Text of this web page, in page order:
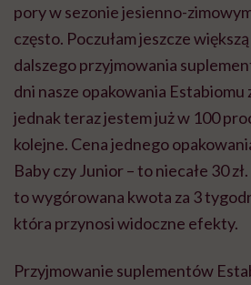
pory w sezonie jesienno-
często. Poczułam jeszcze
dalszego przyjmowania
dni nasze opakowania Estabiomu
jednak teraz jestem już w 100
kolejne. Cena jednego
Baby czy Junior – to niecałe 30
to wygórowana kwota za 3
która przynosi widoczne efekty.
Przyjmowanie suplementów